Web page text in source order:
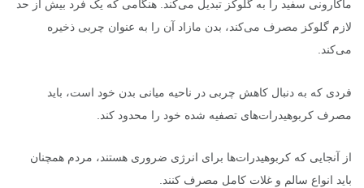
ماکارونی سفید را به گلوکز تبدیل می‌کند. هنگامی که یک فرد بیش از حد
لازم گلوکز مصرف می‌کند، بدن مازاد آن را به عنوان چربی ذخیره
می‌کند.
فردی که به دنبال کاهش چربی در ناحیه میانی بدن خود است، باید
مصرف کربوهیدرات‌های تصفیه شده خود را محدود کند.
از آنجایی که کربوهیدرات‌ها برای انرژی ضروری هستند، مردم همچنان
باید انواع سالم و غلات کامل مصرف کنند.